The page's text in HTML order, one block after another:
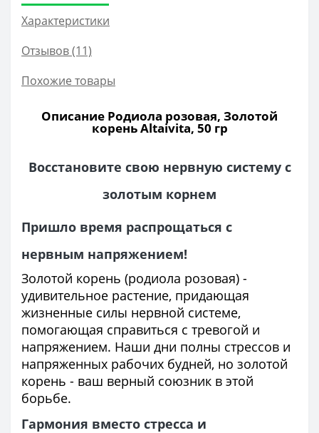
Характеристики
Отзывов (11)
Похожие товары
Описание Родиола розовая, Золотой
корень Altaivita, 50 гр
Восстановите свою нервную систему с
золотым корнем
Пришло время распрощаться с
нервным напряжением!
Золотой корень (родиола розовая) -
удивительное растение, придающая
жизненные силы нервной системе,
помогающая справиться с тревогой и
напряжением. Наши дни полны стрессов и
напряженных рабочих будней, но золотой
корень - ваш верный союзник в этой
борьбе.
Гармония вместо стресса и